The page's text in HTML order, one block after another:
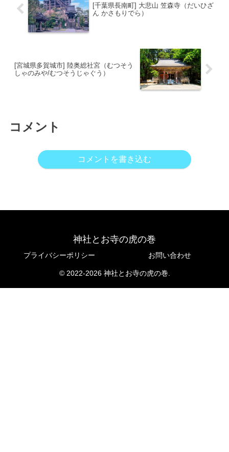
[千葉県長南町] 大悲山 笠森寺（だいひざ
ん かさもりでら）
[宮城県多賀城市] 陸奥総社宮（むつそう
しゃのみや/むつそうじゃぐう）
コメント
コメントを書き込む
神社とお寺の虎の巻
プライバシーポリシー お問い合わせ
© 2022-2026 神社とお寺の虎の巻.